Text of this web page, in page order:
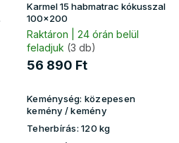
Karmel 15 habmatrac kókusszal
100x200
Raktáron | 24 órán belül
feladjuk (3 db)
56 890 Ft
Keménység: közepesen
kemény / kemény
Teherbírás: 120 kg